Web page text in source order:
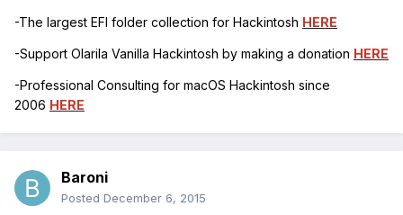
-The largest EFI folder collection for Hackintosh HERE
-Support Olarila Vanilla Hackintosh by making a donation HERE
-Professional Consulting for macOS Hackintosh since
2006 HERE
Baroni
Posted December 6, 2015